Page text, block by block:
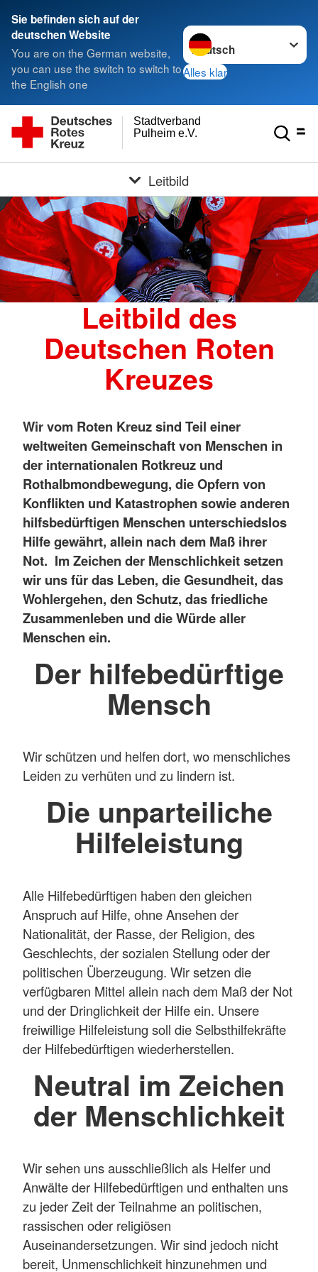
Sie befinden sich auf der
deutschen Website
You are on the German website,
you can use the switch to switch to
the English one
Sprache wechseln zu
Alles klar
Pulheim e.V.
Stadtverband
Leitbild
Leitbild des
Deutschen Roten
Kreuzes
Wir vom Roten Kreuz sind Teil einer
weltweiten Gemeinschaft von Menschen in
der internationalen Rotkreuz und
Rothalbmondbewegung, die Opfern von
Konflikten und Katastrophen sowie anderen
hilfsbedürftigen Menschen unterschiedslos
Hilfe gewährt, allein nach dem Maß ihrer
Not. Im Zeichen der Menschlichkeit setzen
wir uns für das Leben, die Gesundheit, das
Wohlergehen, den Schutz, das friedliche
Zusammenleben und die Würde aller
Menschen ein.
Der hilfebedürftige
Mensch
Wir schützen und helfen dort, wo menschliches
Leiden zu verhüten und zu lindern ist.
Die unparteiliche
Hilfeleistung
Alle Hilfebedürftigen haben den gleichen
Anspruch auf Hilfe, ohne Ansehen der
Nationalität, der Rasse, der Religion, des
Geschlechts, der sozialen Stellung oder der
politischen Überzeugung. Wir setzen die
verfügbaren Mittel allein nach dem Maß der Not
und der Dringlichkeit der Hilfe ein. Unsere
freiwillige Hilfeleistung soll die Selbsthilfekräfte
der Hilfebedürftigen wiederherstellen.
Neutral im Zeichen
der Menschlichkeit
Wir sehen uns ausschließlich als Helfer und
Anwälte der Hilfebedürftigen und enthalten uns
zu jeder Zeit der Teilnahme an politischen,
rassischen oder religiösen
Auseinandersetzungen. Wir sind jedoch nicht
bereit, Unmenschlichkeit hinzunehmen und